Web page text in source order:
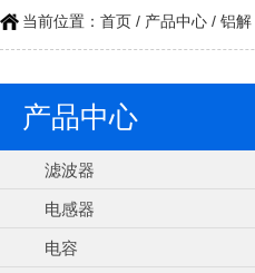
当前位置： 首页 / 产品中心 / 铝解
产品中心
滤波器
电感器
电容